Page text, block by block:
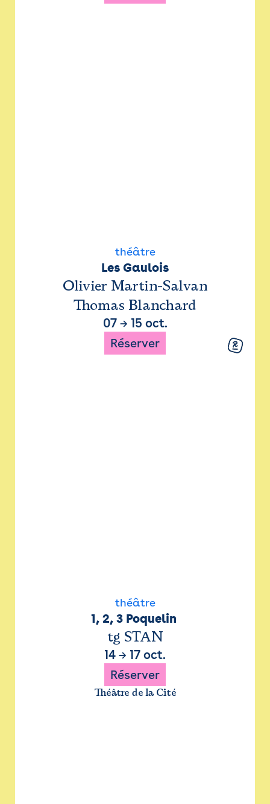
théâtre
Les Gaulois
Olivier Martin-Salvan
Thomas Blanchard
07→ 15 oct.
Réserver
théâtre
1, 2, 3 Poquelin
tg STAN
14 → 17 oct.
Réserver
Théâtre de la Cité